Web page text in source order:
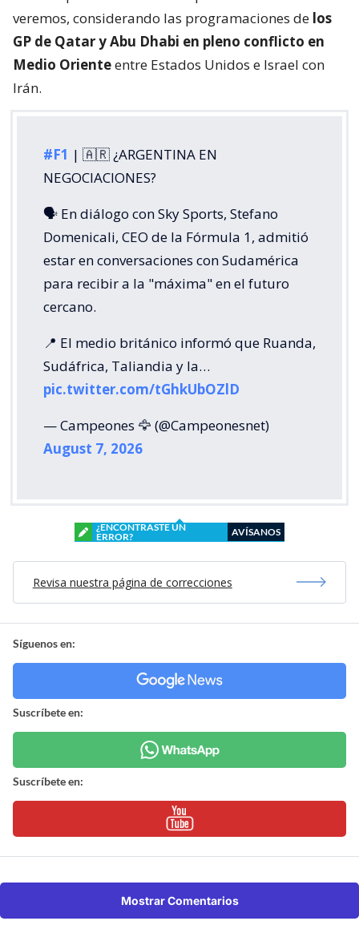
veremos, considerando las programaciones de los
GP de Qatar y Abu Dhabi en pleno conflicto en
Medio Orienteentre Estados Unidos e Israel con
Irán.
#F1 | 🇦🇷 ¿ARGENTINA EN
NEGOCIACIONES?
🗣️ En diálogo con Sky Sports, Stefano
Domenicali, CEO de la Fórmula 1, admitió
estar en conversaciones con Sudamérica
para recibir a la "máxima" en el futuro
cercano.
📍 El medio británico informó que Ruanda,
Sudáfrica, Taliandia y la…
pic.twitter.com/tGhkUbOZlD
— Campeones 🦅 (@Campeonesnet)
August 7, 2026
¿ENCONTRASTE UN
ERROR?
AVÍSANOS
Revisa nuestra página de correcciones
Síguenos en:
Suscríbete en:
Suscríbete en:
Mostrar Comentarios